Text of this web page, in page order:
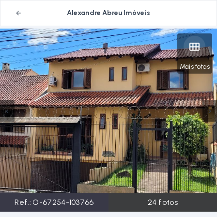
Alexandre Abreu Imóveis
Mais fotos
Ref.:O-67254-103766 24 fotos